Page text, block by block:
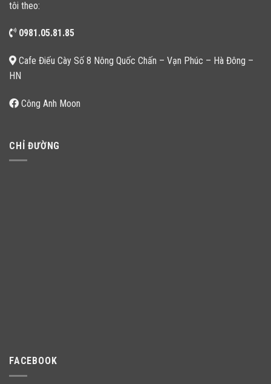
tôi theo:
0981.05.81.85
Cafe Điếu Cày Số 8 Nông Quốc Chấn – Vạn Phúc – Hà Đông –
HN
Công Anh Moon
CHỈ ĐƯỜNG
FACEBOOK